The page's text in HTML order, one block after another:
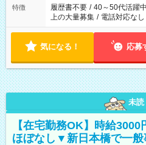
合は応募できません。
特徴 履歴書不要 / 40～50代活躍中
上の大量募集 / 電話対応なし
気になる！ 応募
未読
【在宅勤務OK】時給
ほぼなし▼新日本橋で一般